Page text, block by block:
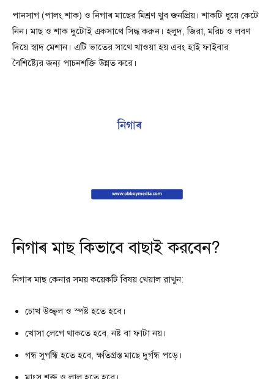
পানসাগ (পালং শাক) ও নিগাৰ মাছের মিশ্রণ খুব জনপ্রিয়। শাকটি ধুয়ে কেটে
নিন। মাছ ও শাক দুটোই একসাথে সিদ্ধ করুন। হলুদ, জিরা, মরিচ ও লবণ
দিয়ে স্বাদ মেশান। এটি ভাতের সাথে খাওয়া হয় এবং হাই ফাইবার
বৈশিষ্ট্যের জন্য পাচনশক্তি উন্নত করে।
নিগাৰ মাছ কিভাবে বাছাই করবেন?
নিগাৰ মাছ কেনার সময় কয়েকটি বিষয় খেয়াল রাখুন:
চোখ উজ্জ্বল ও স্পষ্ট হতে হবে।
খোসা লেগে থাকতে হবে, নষ্ট বা ফাটা নয়।
গন্ধ সুগন্ধি হতে হবে, ক্ষতিগ্রস্ত মাছে দুর্গন্ধ পড়ে।